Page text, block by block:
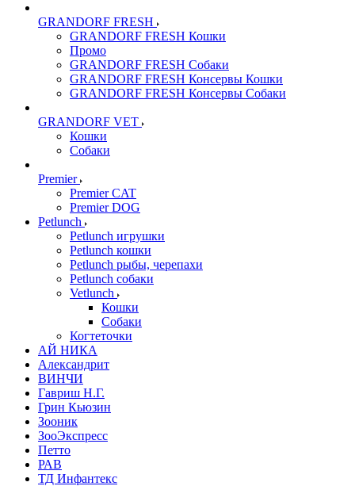
GRANDORF FRESH
GRANDORF FRESH Кошки
Промо
GRANDORF FRESH Собаки
GRANDORF FRESH Консервы Кошки
GRANDORF FRESH Консервы Собаки
GRANDORF VET
Кошки
Собаки
Premier
Premier CAT
Premier DOG
Petlunch
Petlunch игрушки
Petlunch кошки
Petlunch рыбы, черепахи
Petlunch собаки
Vetlunch
Кошки
Собаки
Когтеточки
АЙ НИКА
Александрит
ВИНЧИ
Гавриш Н.Г.
Грин Кьюзин
Зооник
ЗооЭкспресс
Петто
РАВ
ТД Инфантекс